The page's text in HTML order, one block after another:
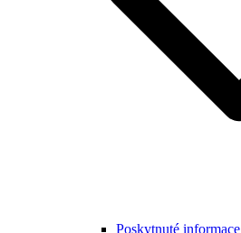
Poskytnuté informace